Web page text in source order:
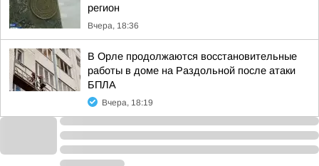
регион
Вчера, 18:36
В Орле продолжаются восстановительные
работы в доме на Раздольной после атаки
БПЛА
Вчера, 18:19